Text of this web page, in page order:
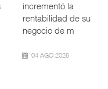
Transporte Público
Integrado
(ATTRAPI) abri
06 AGO 2026